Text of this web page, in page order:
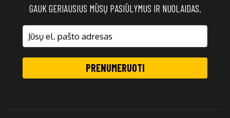
GAUK GERIAUSIUS MŪSŲ PASIŪLYMUS IR NUOLAIDAS.
PRENUMERUOTI